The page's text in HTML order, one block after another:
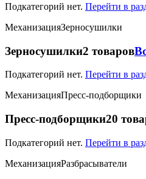
Подкатегорий нет. Перейти в
МеханизацияЗерносушилки
Зерносушилки2 товаров
Подкатегорий нет. Перейти в
МеханизацияПресс-подборщики
Пресс-подборщики20
Подкатегорий нет. Перейти в
МеханизацияРазбрасыватели